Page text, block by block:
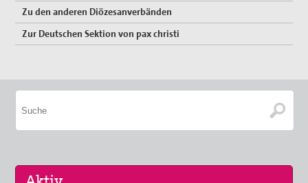
Zu den anderen Diözesanverbänden
Zur Deutschen Sektion von pax christi